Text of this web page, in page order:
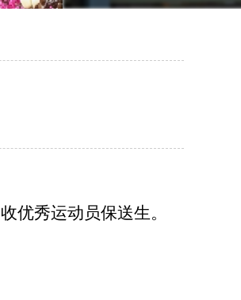
优秀运动员保送生。